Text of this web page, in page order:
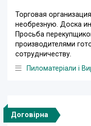
Торговая
необрезную. Доска
Просьба
производителями
сотрудничеству.
Пиломатеріали і
Договірна